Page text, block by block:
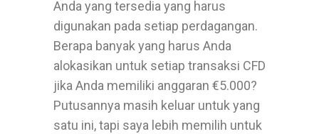
Anda yang tersedia yang harus
digunakan pada setiap perdagangan.
Berapa banyak yang harus Anda
alokasikan untuk setiap transaksi CFD
jika Anda memiliki anggaran €5.000?
Putusannya masih keluar untuk yang
satu ini, tapi saya lebih memilih untuk